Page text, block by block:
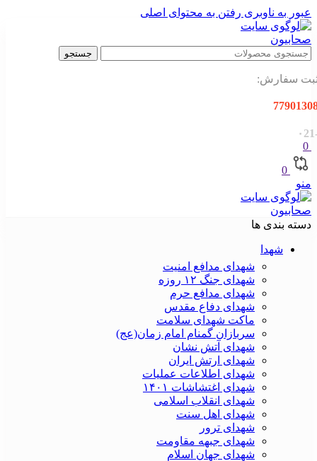
عبور به ناوبری رفتن به محتوای اصلی
جستجو
سفارش:
0
0
منو
دسته بندی ها
شهدا
شهدای مدافع امنیت
شهدای جنگ ۱۲ روزه
شهدای مدافع حرم
شهدای دفاع مقدس
ماکت شهدای سلامت
سربازان گمنام امام زمان(عج)
شهدای آتش نشان
شهدای ارتش ایران
شهدای اطلاعات عملیات
شهدای اغتشاشات ۱۴۰۱
شهدای انقلاب اسلامی
شهدای اهل سنت
شهدای ترور
شهدای جبهه مقاومت
شهدای جهان اسلام